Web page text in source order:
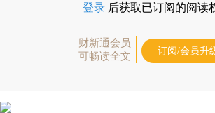
登录 后获取已订阅的阅读
财新通会员
可畅读全文
订阅/会员升